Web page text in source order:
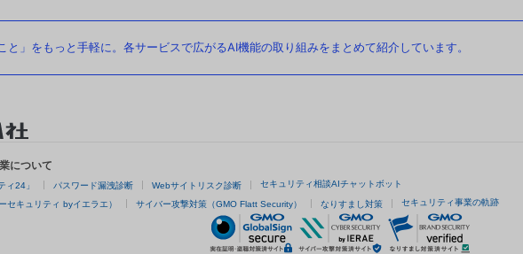
と」をもっと手軽に。各サービスで広がるAI機能の取り組みをまとめて紹介しています。
について
ィ24」 パスワード漏洩診断 Webサイトリスク診断 セキュリティ相談AIチャットボット
セキュリティ byイエラエ） サイバー攻撃対策（GMO Flatt Security） なりすまし対策 セキュリティ事業の軌跡